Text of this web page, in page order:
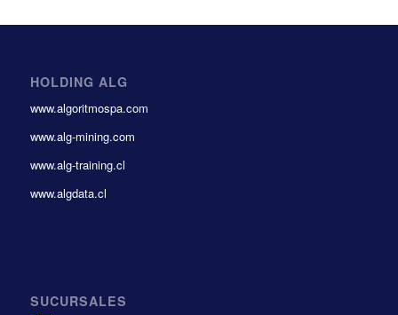
HOLDING ALG
www.algoritmospa.com
www.alg-mining.com
www.alg-training.cl
www.algdata.cl
SUCURSALES